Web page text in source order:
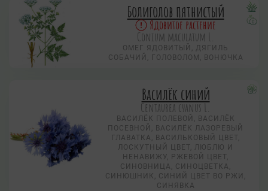
Болиголов пятнистый
Ядовитое растение
Conium maculatum L.
ОМЕГ ЯДОВИТЫЙ, ДЯГИЛЬ
СОБАЧИЙ, ГОЛОВОЛОМ, ВОНЮЧКА
Василёк синий
Centaurea суanus L.
ВАСИЛЁК ПОЛЕВОЙ, ВАСИЛЁК
ПОСЕВНОЙ, ВАСИЛЁК ЛАЗОРЕВЫЙ
ГЛАВАТКА, ВАСИЛЬКОВЫЙ ЦВЕТ,
ЛОСКУТНЫЙ ЦВЕТ, ЛЮБЛЮ И
НЕНАВИЖУ, РЖЕВОЙ ЦВЕТ,
СИНОВНИЦА, СИНОЦВЕТКА,
СИНЮШНИК, СИНИЙ ЦВЕТ ВО РЖИ,
СИНЯВКА